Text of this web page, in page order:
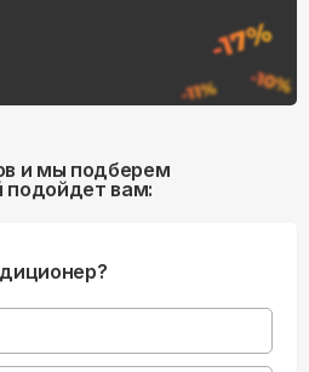
и мы подберем
подойдет вам: